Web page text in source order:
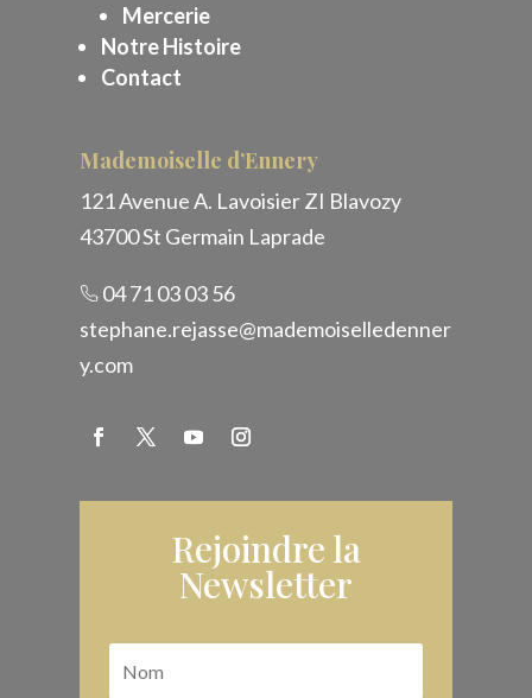
Mercerie
Notre Histoire
Contact
Mademoiselle d’Ennery
121 Avenue A. Lavoisier ZI Blavozy
43700 St Germain Laprade
04 71 03 03 56
stephane.rejasse@mademoiselledenner
y.com
Rejoindre la
Newsletter